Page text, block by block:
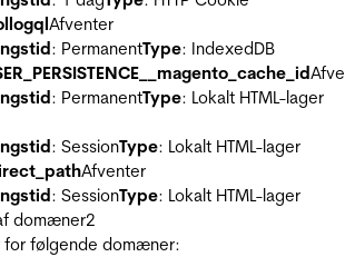
Afventer
: PermanentType: IndexedDB
: PermanentType: Lokalt HTML-lager
: SessionType: Lokalt HTML-lager
Afventer
: SessionType: Lokalt HTML-lager
domæner2
følgende domæner: